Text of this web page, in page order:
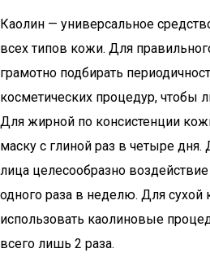
Каолин — универсальное
всех типов кожи. Для
грамотно подбирать
косметических процедур, чтобы
Для жирной по консистенции
маску с глиной раз в четыре дня.
лица целесообразно
одного раза в неделю. Для сухой
использовать каолиновые
всего лишь 2 раза.